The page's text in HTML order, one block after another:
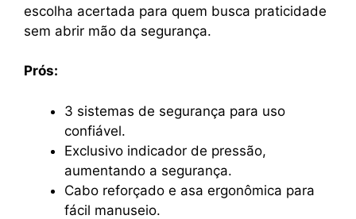
escolha acertada para quem busca praticidade
sem abrir mão da segurança.
Prós:
3 sistemas de segurança para uso
confiável.
Exclusivo indicador de pressão,
aumentando a segurança.
Cabo reforçado e asa ergonômica para
fácil manuseio.